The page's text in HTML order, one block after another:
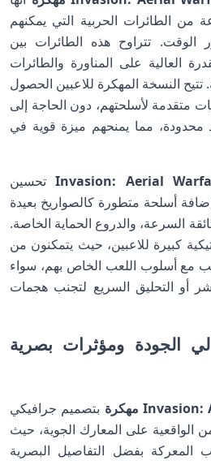
من الطائرات الحربية التي يمكنهم
الوقت. تتراوح هذه الطائرات بين
العالية على المناورة والطائرات
تتيح النسخة المهكرة للاعبين الحصول
متقدمة لأسلحتهم، دون الحاجة إلى
محدودة، مما يمنحهم ميزة قوية في
Invasion: Aerialتحسين
أسلحة متطورة كالصواريخ بعيدة
السرعة، والدروع الحماية الخاصة.
كبيرة للاعبين، حيث يتمكنون من
مع أسلوب اللعب الخاص بهم، سواء
أو التحليق السريع لتجنب هجمات
الجودة ومؤثرات بصرية
بتصميم جرافيكي
على المعارك الجوية، حيث
المعركة بفضل التفاصيل البصرية